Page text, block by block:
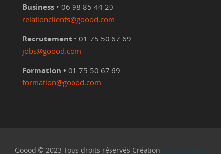
Business • 06 98 85 44 20
relationclients@goood.com
Recrutement • 01 75 50 67 69
jobs@goood.com
Formation • 01 75 50 67 69
formation@goood.com
Goood © 2023 Tous droits réservés Création Com d'Happy